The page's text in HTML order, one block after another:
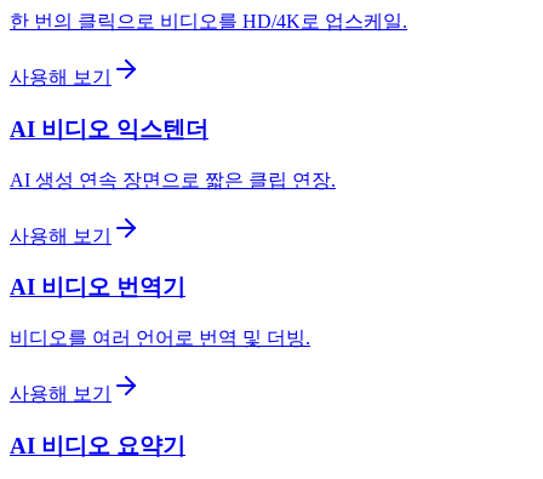
한 번의 클릭으로 비디오를 HD/4K로 업스케일.
사용해 보기
AI 비디오 익스텐더
AI 생성 연속 장면으로 짧은 클립 연장.
사용해 보기
AI 비디오 번역기
비디오를 여러 언어로 번역 및 더빙.
사용해 보기
AI 비디오 요약기